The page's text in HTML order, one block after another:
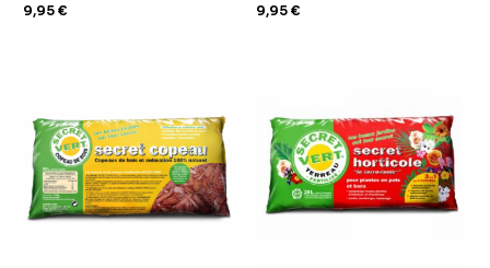
9,95€ 9,95€
5,49 €
à
8,69 €